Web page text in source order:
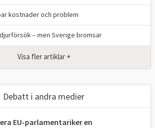
kostnader och problem
– men Sverige bromsar
Visa fler artiklar +
Debatt i andra medier
EU-parlamentariker en